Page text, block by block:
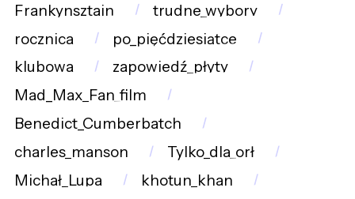
Frankynsztajn
trudne_wybory
rocznica
po_pięćdziesiątce
klubowa
zapowiedź_płyty
Mad_Max_Fan_film
Benedict_Cumberbatch
charles_manson
Tylko_dla_orł
Michał_Lupa
khotun_khan